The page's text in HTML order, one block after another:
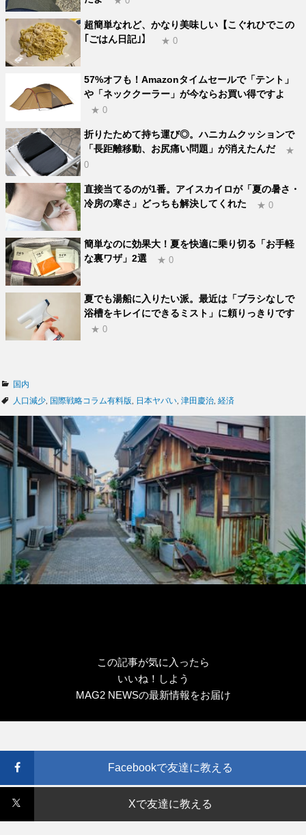
超簡単なれど、かなり美味しい【こぐれひでこの
｢ごはん日記｣】
★ 0
57%オフも！Amazonタイムセールで「テント」
や「ネッククーラー」が今ならお買い得ですよ
★ 0
折りたためて持ち運び◎。ハニカムクッションで
「長距離移動、お尻痛い問題」が消えたんだ
★
0
直接当てるのが1番。アイスカイロが「夏の暑さ・
冷房の寒さ」どっちも解決してくれた
★ 0
簡単なのに効果大！夏を快適に乗り切る「お手軽
な裏ワザ」2選
★ 0
夏でも湯船に入りたい派。最近は「ブラシなしで
浴槽をキレイにできるミスト」に頼りっきりです
★ 0
カ
テ
国内
タ
人口減少 国際戦略コラム有料版 日本ヤバい 津田慶治 経済
この記事が気に入ったら
いいね！しよう
MAG2 NEWSの最新情報をお届け
Facebookで友達に教える
Xで友達に教える